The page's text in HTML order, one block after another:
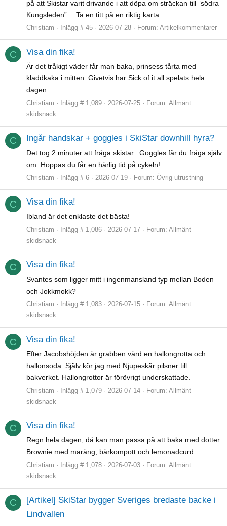
på att Skistar varit drivande i att döpa om sträckan till ”södra
Kungsleden”… Ta en titt på en riktig karta...
Christiam Inlägg # 45 2026-07-28 Forum: Artikelkommentarer
C Visa din fika!
Är det tråkigt väder får man baka, prinsess tårta med
kladdkaka i mitten. Givetvis har Sick of it all spelats hela
dagen.
Christiam Inlägg # 1,089 2026-07-25 Forum: Allmänt
skidsnack
C Ingår handskar + goggles i SkiStar downhill hyra?
Det tog 2 minuter att fråga skistar.. Goggles får du fråga själv
om. Hoppas du får en härlig tid på cykeln!
Christiam Inlägg # 6 2026-07-19 Forum: Övrig utrustning
C Visa din fika!
Ibland är det enklaste det bästa!
Christiam Inlägg # 1,086 2026-07-17 Forum: Allmänt
skidsnack
C Visa din fika!
Svantes som ligger mitt i ingenmansland typ mellan Boden
och Jokkmokk?
Christiam Inlägg # 1,083 2026-07-15 Forum: Allmänt
skidsnack
C Visa din fika!
Efter Jacobshöjden är grabben värd en hallongrotta och
hallonsoda. Själv kör jag med Njupeskär pilsner till
bakverket. Hallongrottor är förövrigt underskattade.
Christiam Inlägg # 1,079 2026-07-14 Forum: Allmänt
skidsnack
C Visa din fika!
Regn hela dagen, då kan man passa på att baka med dotter.
Brownie med maräng, bärkompott och lemonadcurd.
Christiam Inlägg # 1,078 2026-07-03 Forum: Allmänt
skidsnack
C
[Artikel] SkiStar bygger Sveriges bredaste backe i
Lindvallen